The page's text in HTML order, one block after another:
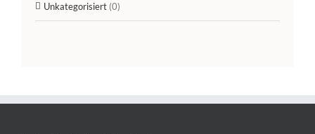
Unkategorisiert (0)